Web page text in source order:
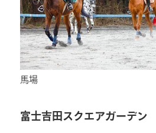
馬場
富士吉田スクエアガーデン